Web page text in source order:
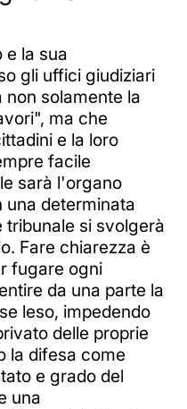
e la sua
gli uffici giudiziari
solamente la
ma che
e la loro
facile
sarà l'organo
una determinata
tribunale si svolgerà
Fare chiarezza è
fugare ogni
da una parte la
leso, impedendo
delle proprie
la difesa come
e grado del
una